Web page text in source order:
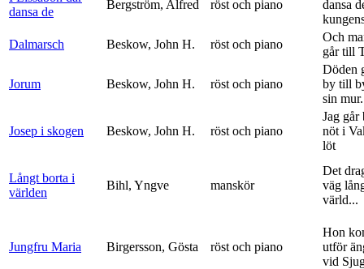
dansa de
Bergström, Alfred röst och piano
dansa
Dalmarsch
Beskow, John H. röst och piano
Och
går till
Jorum Beskow, John H. röst och piano
Döden
by till
sin
Josep i skogen Beskow, John H. röst och piano
Jag går
nöt i
löt
Långt borta i
världen
Bihl, Yngve manskör
Det
väg
värld...
Jungfru Maria Birgersson, Gösta röst och piano
Hon
utför
vid